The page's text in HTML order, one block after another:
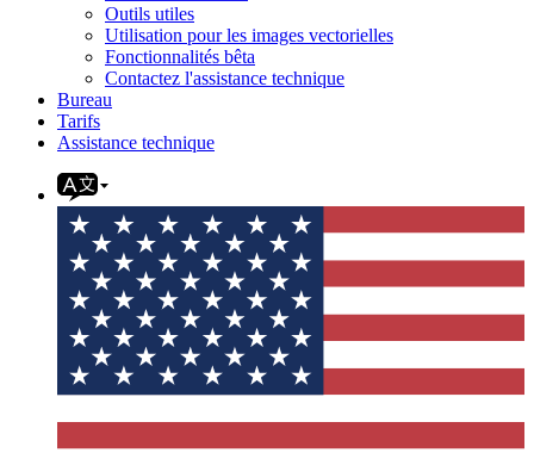
Outils utiles
Utilisation pour les images vectorielles
Fonctionnalités bêta
Contactez l'assistance technique
Bureau
Tarifs
Assistance technique